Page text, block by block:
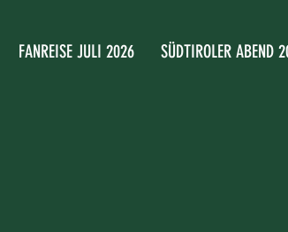
FANREISE JULI 2026 SÜDTIROLER ABEND